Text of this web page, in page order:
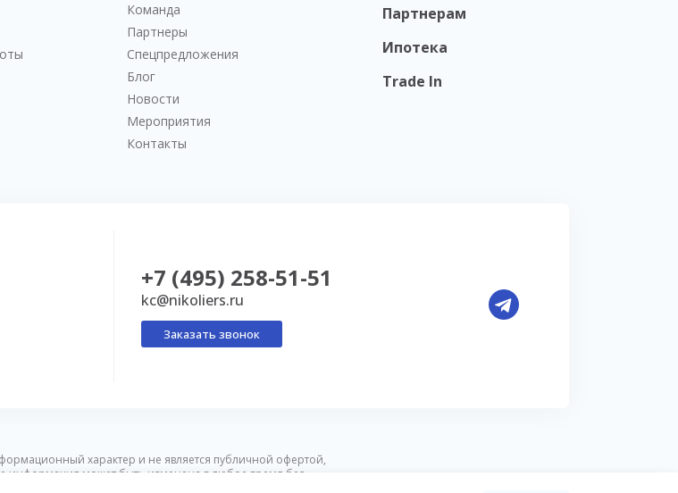
Команда
Партнеры
Спецпредложения
Блог
Новости
Мероприятия
Контакты
Партнерам
Ипотека
Trade In
+7 (495) 258-51-51
kc@nikoliers.ru
Заказать звонок
характер и не является публичной офертой,
информация может быть изменена в любое время без